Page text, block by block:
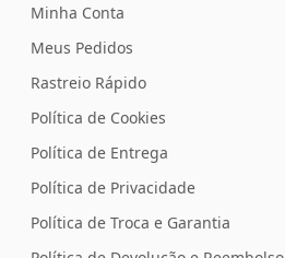
Minha Conta
Meus Pedidos
Rastreio Rápido
Política de Cookies
Política de Entrega
Política de Privacidade
Política de Troca e Garantia